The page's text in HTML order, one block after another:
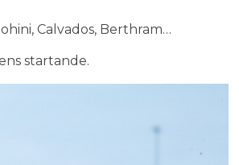
Calvados, Berthram…
startande.